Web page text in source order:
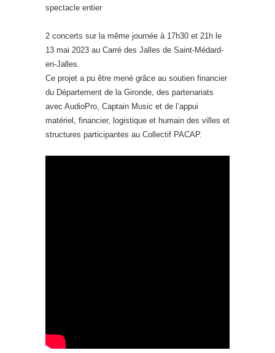
spectacle entier
2 concerts sur la même journée à 17h30 et 21h le
13 mai 2023 au Carré des Jalles de Saint-Médard-
en-Jalles.
Ce projet a pu être mené grâce au soutien financier
du Département de la Gironde, des partenariats
avec AudioPro, Captain Music et de l’appui
matériel, financier, logistique et humain des villes et
structures participantes au Collectif PACAP.